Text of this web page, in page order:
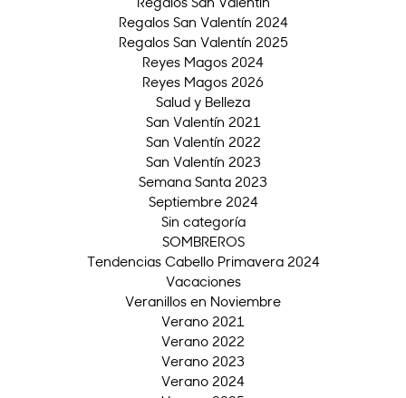
Regalos San Valentín 2024
Regalos San Valentín 2025
Reyes Magos 2024
Reyes Magos 2026
Salud y Belleza
San Valentín 2021
San Valentín 2022
San Valentín 2023
Semana Santa 2023
Septiembre 2024
Sin categoría
SOMBREROS
Tendencias Cabello Primavera 2024
Vacaciones
Veranillos en Noviembre
Verano 2021
Verano 2022
Verano 2023
Verano 2024